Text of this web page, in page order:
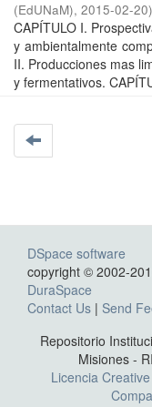
(EdUNaM), 2015-02-20)
CAPÍTULO I.
y ambientalmente
II. Producciones mas
y fermentativos.
DSpace software
copyright © 2002-
DuraSpace
Contact Us | Send
Repositorio
Misiones -
Licencia